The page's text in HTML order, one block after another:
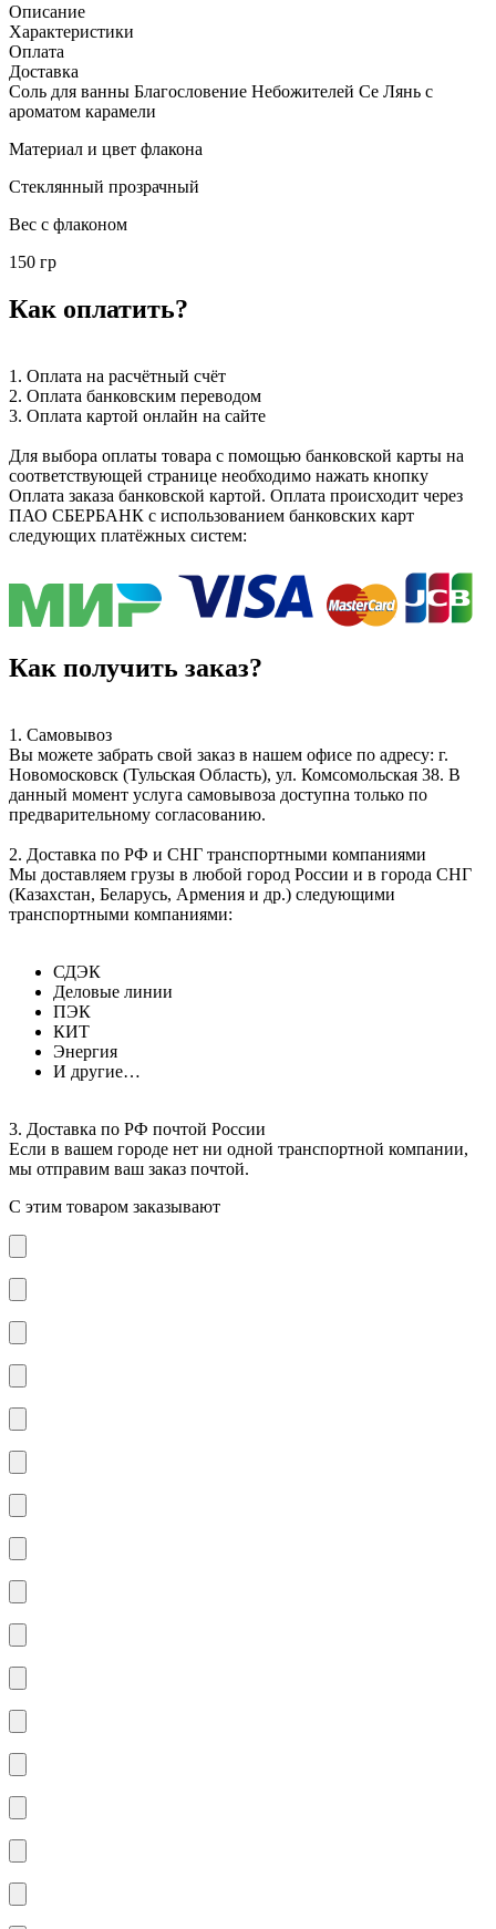
Описание
Характеристики
Оплата
Доставка
Соль для ванны Благословение Небожителей Се Лянь с
ароматом карамели
Материал и цвет флакона
Стеклянный прозрачный
Вес с флаконом
150 гр
Как оплатить?
1. Оплата на расчётный счёт
2. Оплата банковским переводом
3. Оплата картой онлайн на сайте
Для выбора оплаты товара с помощью банковской карты на
соответствующей странице необходимо нажать кнопку
Оплата заказа банковской картой. Оплата происходит через
ПАО СБЕРБАНК с использованием банковских карт
следующих платёжных систем:
Как получить заказ?
1. Самовывоз
Вы можете забрать свой заказ в нашем офисе по адресу: г.
Новомосковск (Тульская Область), ул. Комсомольская 38. В
данный момент услуга самовывоза доступна только по
предварительному согласованию.
2. Доставка по РФ и СНГ транспортными компаниями
Мы доставляем грузы в любой город России и в города СНГ
(Казахстан, Беларусь, Армения и др.) следующими
транспортными компаниями:
СДЭК
Деловые линии
ПЭК
КИТ
Энергия
И другие…
3. Доставка по РФ почтой России
Если в вашем городе нет ни одной транспортной компании,
мы отправим ваш заказ почтой.
С этим товаром заказывают